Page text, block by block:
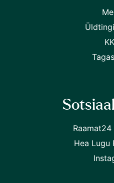
Hea Lugu